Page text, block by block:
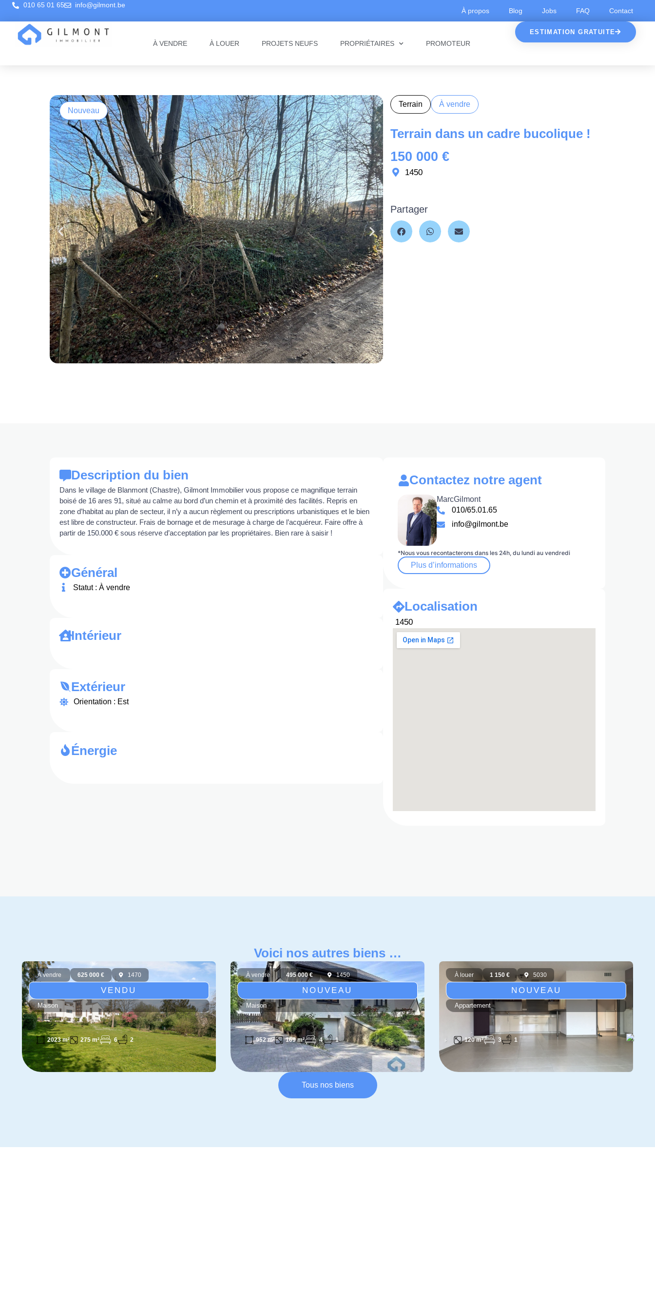
010 65 01 65 info@gilmont.be
À propos Blog Jobs FAQ Contact
À VENDRE À LOUER PROJETS NEUFS PROPRIÉTAIRES PROMOTEUR
ESTIMATION GRATUITE
Nouveau
Terrain À vendre
Terrain dans un cadre bucolique !
150 000 €
1450
Partager
Description du bien
Dans le village de Blanmont (Chastre), Gilmont Immobilier vous propose ce magnifique terrain
boisé de 16 ares 91, situé au calme au bord d’un chemin et à proximité des facilités. Repris en
zone d’habitat au plan de secteur, il n’y a aucun règlement ou prescriptions urbanistiques et le bien
est libre de constructeur. Frais de bornage et de mesurage à charge de l’acquéreur. Faire offre à
partir de 150.000 € sous réserve d’acceptation par les propriétaires. Bien rare à saisir !
Général
Statut : À vendre
Intérieur
Extérieur
Orientation : Est
Énergie
Contactez notre agent
MarcGilmont
010/65.01.65
info@gilmont.be
*Nous vous recontacterons dans les 24h, du lundi au vendredi
Plus d’informations
Localisation
1450
Voici nos autres biens …
À vendre 625 000 € 1470
VENDU
Maison
2023 m² 275 m² 6 2
À vendre 495 000 € 1450
NOUVEAU
Maison
952 m² 169 m² 4 1
À louer 1 150 € 5030
NOUVEAU
Appartement
120 m² 3 1
Tous nos biens